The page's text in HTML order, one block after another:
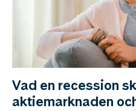
Vad en recession
aktiemarknaden